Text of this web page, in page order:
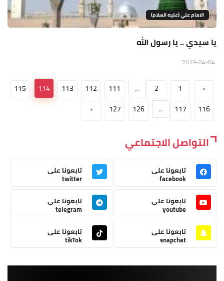
الامام علي (عليه السلام)
يا سيدي .. يا رسول الله
‹
1
2
...
111
112
113
114
115
116
117
...
126
127
›
التواصل الاجتماعي
تابعونا على
facebook
تابعونا على
twitter
تابعونا على
youtube
تابعونا على
telegram
تابعونا على
snapchat
تابعونا على
tikTok